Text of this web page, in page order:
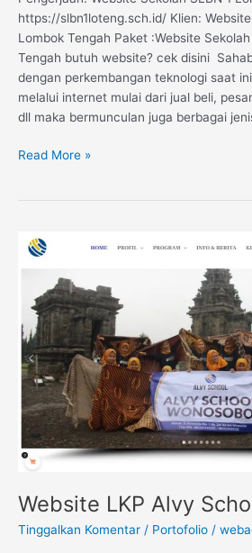
https://slbn1loteng.sch.id/ Klien:
Lombok Tengah Paket :Website
Tengah butuh website? cek disini
dengan perkembangan teknologi saat
melalui internet mulai dari jual beli,
dll maka bermunculan juga berbagai
Read More »
Website LKP Alvy
Tinggalkan Komentar / Portofolio /
Website
LKP
School